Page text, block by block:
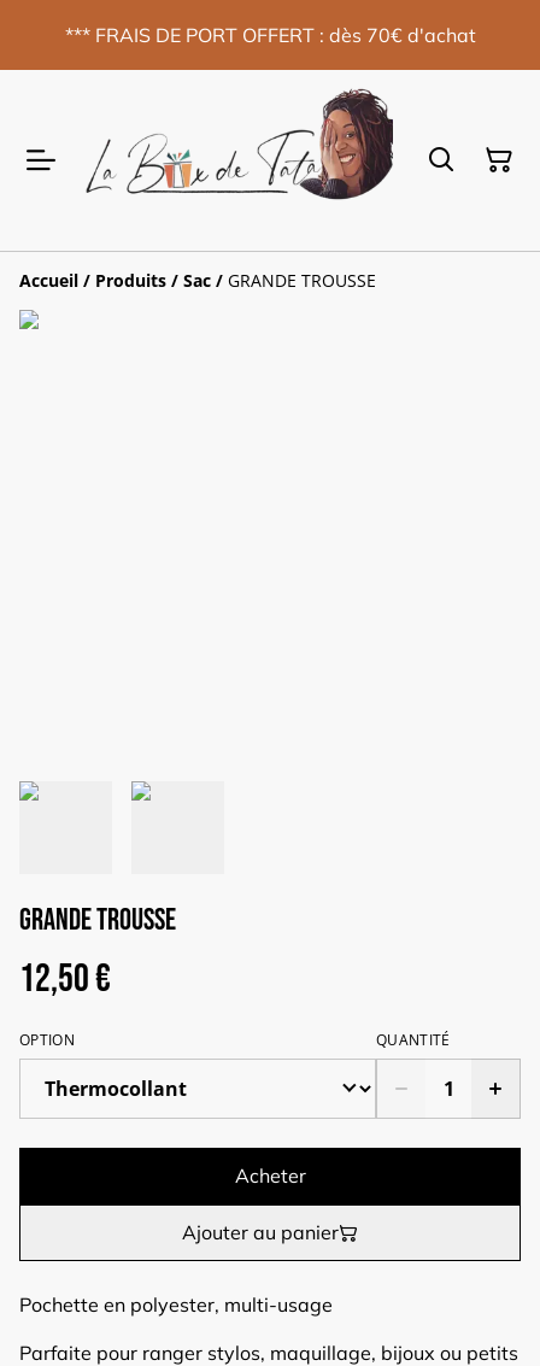
*** FRAIS DE PORT OFFERT : dès 70€ d'achat
Accueil / Produits / Sac / GRANDE TROUSSE
GRANDE TROUSSE
12,50 €
OPTION QUANTITÉ
Acheter
Ajouter au panier
Pochette en polyester, multi-usage
Parfaite pour ranger stylos, maquillage, bijoux ou petits